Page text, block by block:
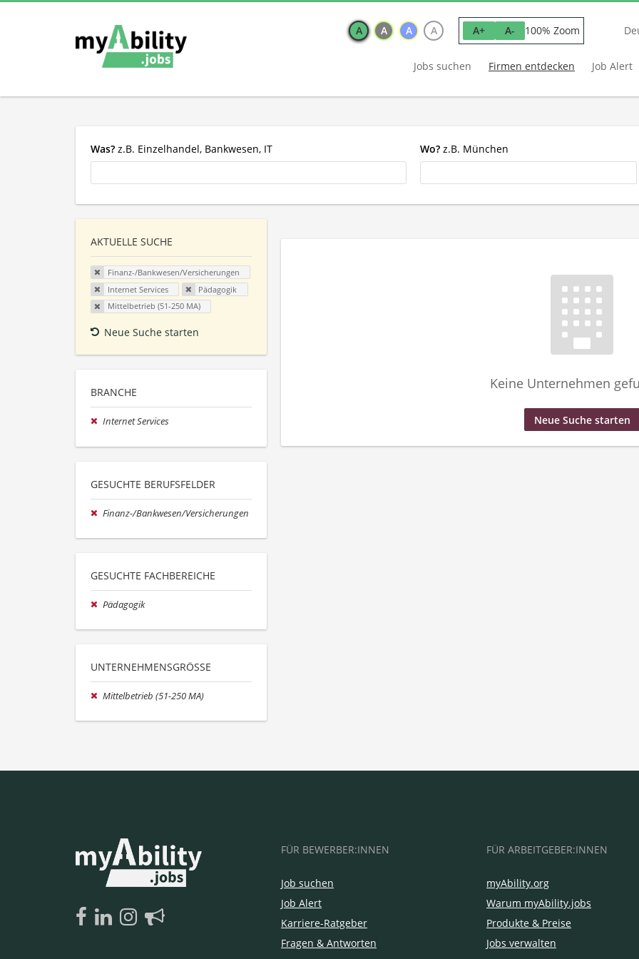
A A A A A+ A- 100% Zoom
Jobs suchen Firmen entdecken Job Alert
Was? z.B. Einzelhandel, Bankwesen, IT Wo? z.B. München
AKTUELLE SUCHE
Finanz-/Bankwesen/Versicherungen
Internet Services
Pädagogik
Mittelbetrieb (51-250 MA)
Neue Suche starten
BRANCHE
Internet Services
GESUCHTE BERUFSFELDER
Finanz-/Bankwesen/Versicherungen
GESUCHTE FACHBEREICHE
Pädagogik
UNTERNEHMENSGRÖSSE
Mittelbetrieb (51-250 MA)
Keine Unternehmen
Neue Suche starten
FÜR BEWERBER:INNEN
Job suchen
Job Alert
Karriere-Ratgeber
Fragen & Antworten
FÜR ARBEITGEBER:INNEN
myAbility.org
Warum myAbility.jobs
Produkte & Preise
Jobs verwalten